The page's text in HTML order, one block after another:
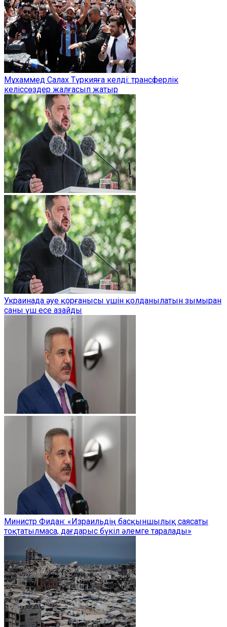
Мұхаммед Салах Түркияға келді: трансферлік
келіссөздер жалғасып жатыр
Украинада әуе қорғанысы үшін қолданылатын зымыран
саны үш есе азайды
Министр Фидан: «Израильдің басқыншылық саясаты
тоқтатылмаса, дағдарыс бүкіл әлемге таралады»